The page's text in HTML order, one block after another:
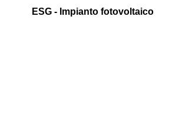
ESG - Impianto fotovoltaico